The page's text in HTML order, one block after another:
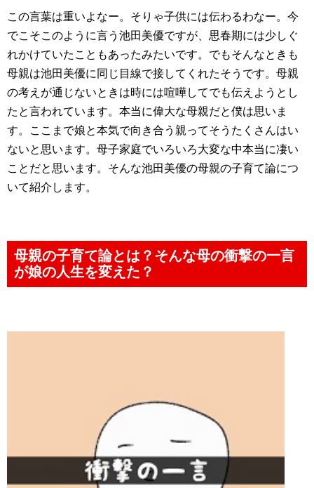
この言葉は重いよなー。そりゃ子供には伝わるわなー。今
でこそこのように言う池田美優ですが、思春期には少しぐ
れかけていたこともあったみたいです。でもそんなときも
母親は池田美優に同じ目線で接してくれたそうです。母親
の考えが通じないときは時には喧嘩してでも伝えようとし
たと言われています。本当に偉大な母親だと僕は思いま
す。ここまで娘と本気で向き合う親ってそうたくさんはい
ないと思います。母子家庭でいろいろ大変な中本当に凄い
ことだと思います。そんな池田美優の母親の子育て論につ
いて紹介します。
母親の子育て論とは？そんな母の衝撃の一言
が娘の人生を変えた？